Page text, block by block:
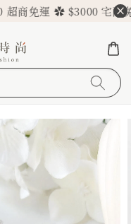
商免運 ✿ $3000 宅配免